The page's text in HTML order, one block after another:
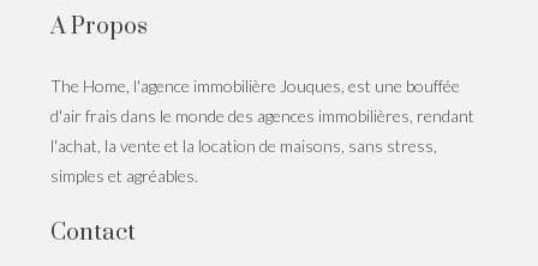
A Propos
The Home, l'agence immobilière Jouques, est une bouffée
d'air frais dans le monde des agences immobilières, rendant
l'achat, la vente et la location de maisons, sans stress,
simples et agréables.
Contact